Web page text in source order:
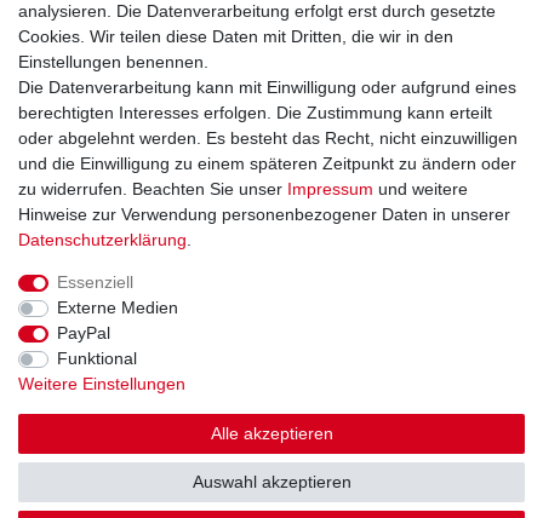
Widerrufsformular
Datenschutzerklärung
AGB
Impressum
Vertrag widerrufen Kontakt
Zahlungsarten
Kreditkarte
Lastschrift
Apple Pay
Google Pay
Vorkasse
Facebook
analysieren. Die Datenverarbeitung erfolgt erst durch gesetzte
Cookies. Wir teilen diese Daten mit Dritten, die wir in den
Einstellungen benennen.
Die Datenverarbeitung kann mit Einwilligung oder aufgrund eines
berechtigten Interesses erfolgen. Die Zustimmung kann erteilt
oder abgelehnt werden. Es besteht das Recht, nicht einzuwilligen
und die Einwilligung zu einem späteren Zeitpunkt zu ändern oder
zu widerrufen. Beachten Sie unser Impressum und weitere
Hinweise zur Verwendung personenbezogener Daten in unserer
Daten­schutz­erklärung
Essenziell
Externe Medien
PayPal
Funktional
Weitere Einstellungen
Alle akzeptieren
Auswahl akzeptieren